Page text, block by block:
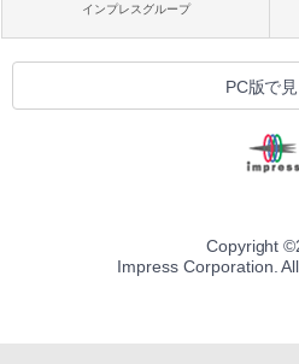
インプレスグループ
PC版で
Copyright ©
Impress Corporation.